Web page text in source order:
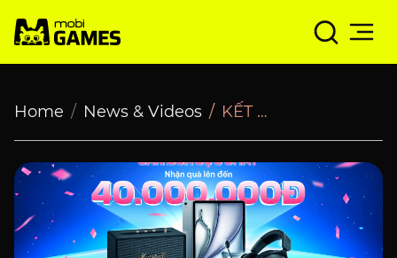
Home News & Videos KẾT QUẢ TRAO GIẢI ĐỢT 2 - "NHẬP HỘI GAME NGAY - SĂN QUÀ CỰC CHÁY"